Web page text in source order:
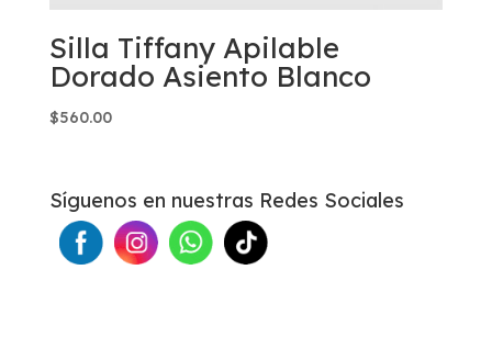
Silla Tiffany Apilable
Dorado Asiento Blanco
$560.00
Síguenos en nuestras Redes Sociales